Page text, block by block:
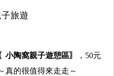
〖小陶窩親子遊憩區〗
，50元
真的很值得來走走～